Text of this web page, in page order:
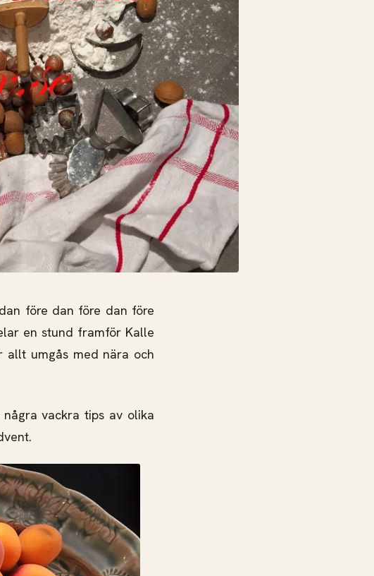
före dan före dan före
en stund framför Kalle
allt umgås med nära och
vackra tips av olika